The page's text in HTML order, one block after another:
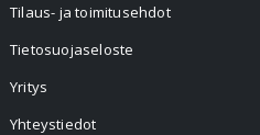
Tilaus- ja toimitusehdot
Tietosuojaseloste
Yritys
Yhteystiedot